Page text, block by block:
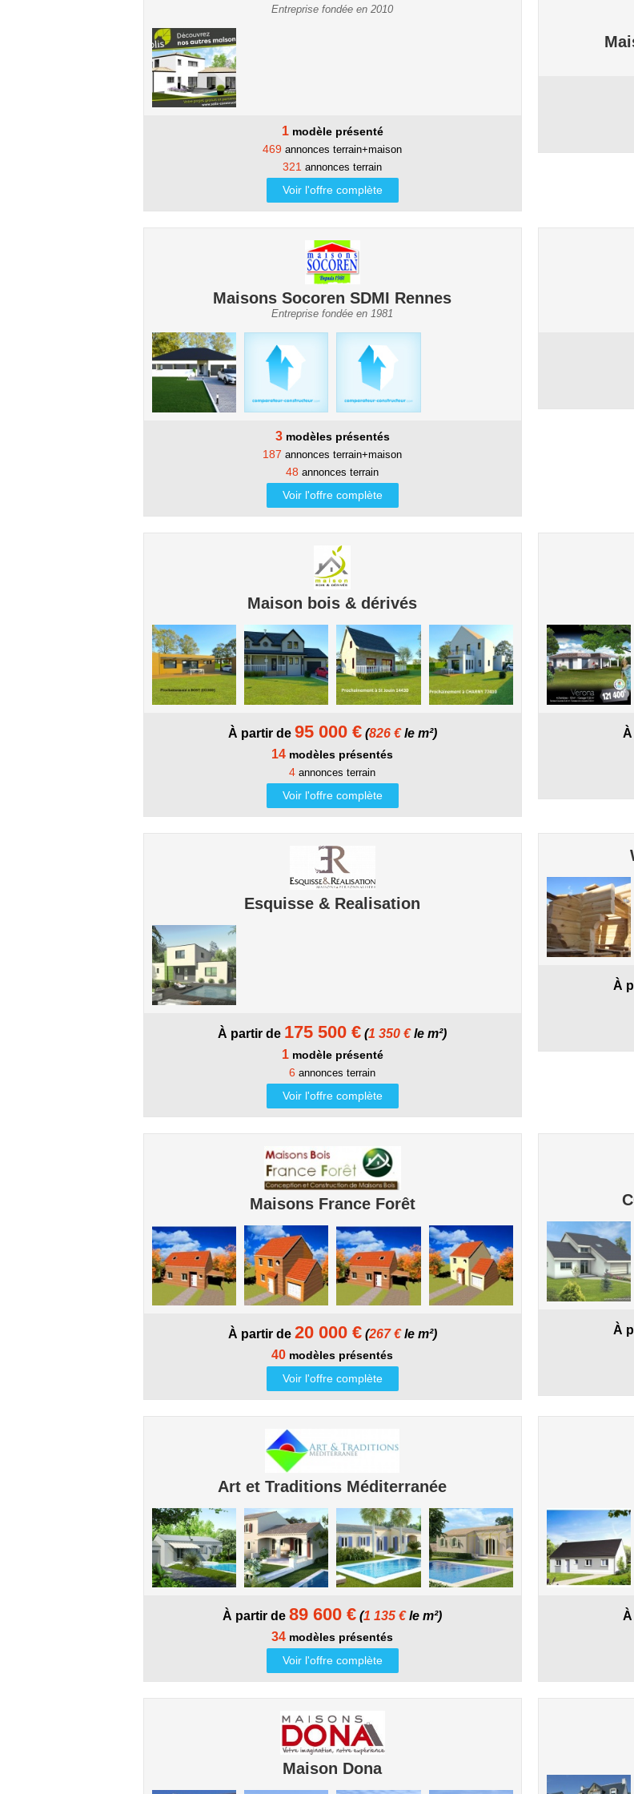
Entreprise fondée en 2010
1modèle présenté
469 annonces terrain+maison
321 annonces terrain
Voir l'offre complète
Maisons Socoren SDMI Rennes
Entreprise fondée en 1981
3modèles présentés
187 annonces terrain+maison
48 annonces terrain
Voir l'offre complète
Maison bois & dérivés
À partir de 95 000 € (826 €le m²)
14 modèles présentés
4 annonces terrain
Voir l'offre complète
Esquisse & Realisation
À partir de 175 500 € (1 350 €le m²)
1modèle présenté
6 annonces terrain
Voir l'offre complète
À
Maisons France Forêt
À partir de 20 000 € (267 €le m²)
40 modèles présentés
Voir l'offre complète
À
Art et Traditions Méditerranée
À partir de89 600 € (1 135 €le m²)
34 modèles présentés
Voir l'offre complète
Maison Dona